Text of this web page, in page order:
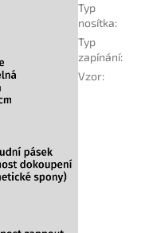
Typ
nosítka:
Typ
zapínání:
Vzor: